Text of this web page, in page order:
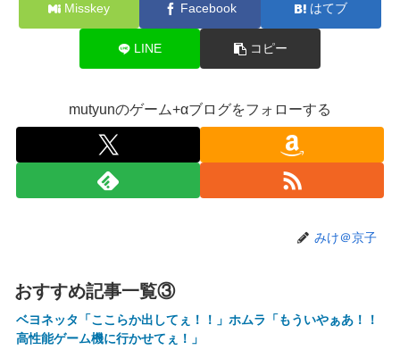
えフォームや』『打球の伸びがすごい』
【画像】坂口杏里、逃走してウ●カスまで晒されるｗｗｗｗ
【動画】甲子園の女性審判、大誤審で炎上
【画像】キングダムの河了貂、「あったけぇ壁」に引き続き
更に味方をぶっ殺す作戦を実行する
トランプ「イランが核兵器を作れば、イタリアを2分で消滅
った作品
かるの？」
Misskey Facebook はてブ
LINE コピー
mutyunのゲーム+αブログをフォローする
みけ＠京子
おすすめ記事一覧③
ベヨネッタ「ここらか出してぇ！！」ホムラ「もういやぁあ！！
高性能ゲーム機に行かせてぇ！」